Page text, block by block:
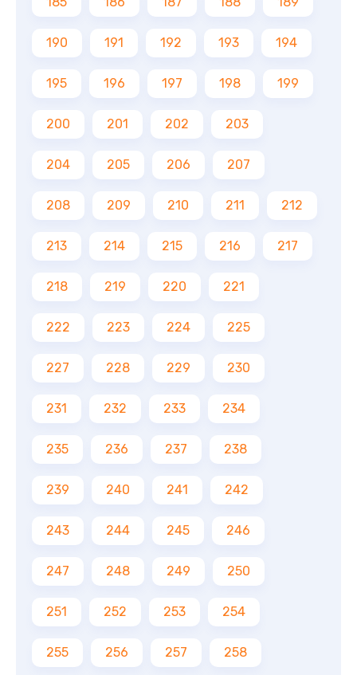
190 191 192 193 194
195 196 197 198 199
200 201 202 203
204 205 206 207
208 209 210 211 212
213 214 215 216 217
218 219 220 221
222 223 224 225
227 228 229 230
231 232 233 234
235 236 237 238
239 240 241 242
243 244 245 246
247 248 249 250
251 252 253 254
255 256 257 258